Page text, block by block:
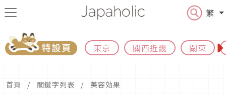
繁
東京 關西近畿 關東
首頁 關鍵字列表 美容効果